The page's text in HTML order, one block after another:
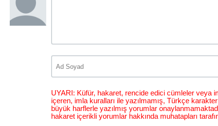
UYARI: Küfür, hakaret, rencide edici cümleler veya
içeren, imla kuralları ile yazılmamış, Türkçe
büyük harflerle yazılmış yorumlar
hakaret içerikli yorumlar hakkında muhatapları